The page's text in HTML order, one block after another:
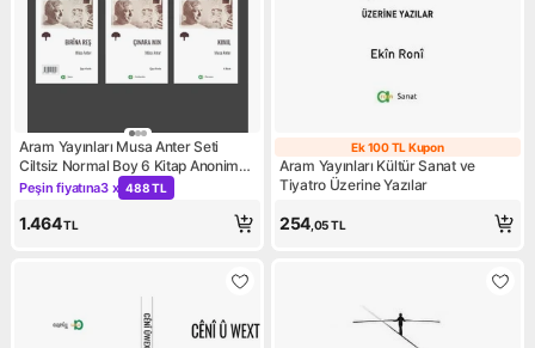
Aram Yayınları Musa Anter Seti
Ciltsiz Normal Boy 6 Kitap Anonim
Yazar Türkçe Basım
Kampanya: Peşin fiyatına 3 x 488 TL
Peşin fiyatına3 x 488 TL
1.464TL
Ek 100 TL
Ek 100 TL Kupon
Aram Yayınları Kültür Sanat ve
Tiyatro Üzerine Yazılar
254,05TL